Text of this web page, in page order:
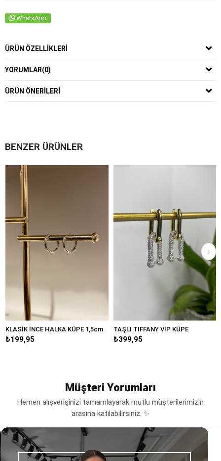
WhatsApp
ÜRÜN ÖZELLIKLERI
YORUMLAR(0)
ÜRÜN ÖNERILERI
BENZER ÜRÜNLER
İNCE HALKA KÜPE 1,5cm TAŞLI TIFFANY VİP KÜPE
₺399,95
Müşteri Yorumları
Hemen alışverişinizi tamamlayarak mutlu müşterilerimizin
arasına katılabilirsiniz. ✨